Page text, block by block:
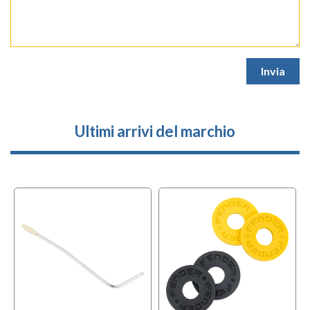
Ultimi arrivi del marchio